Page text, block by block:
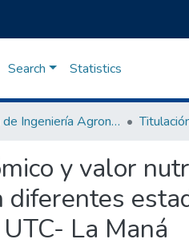
Search Statistics
Carrera de Ingeniería Agronómica
y valor
diferentes
La Maná